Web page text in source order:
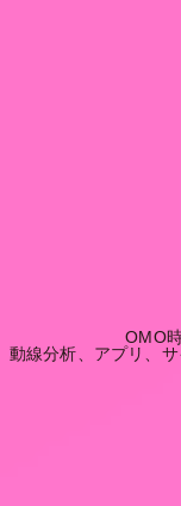
OMO
動線分析、アプリ、